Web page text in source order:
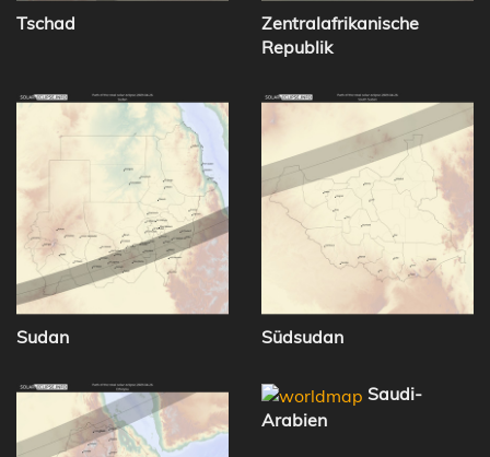
Tschad
Zentralafrikanische
Republik
Sudan Südsudan
Saudi-
Arabien